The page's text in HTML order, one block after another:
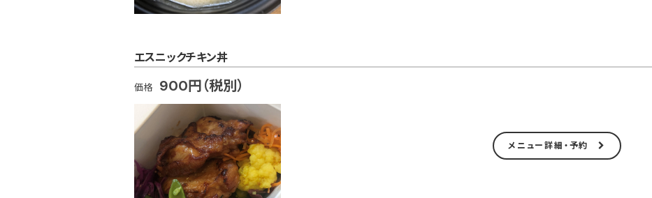
エスニックチキン丼
価格 900円（税別）
メニュー詳細・予約